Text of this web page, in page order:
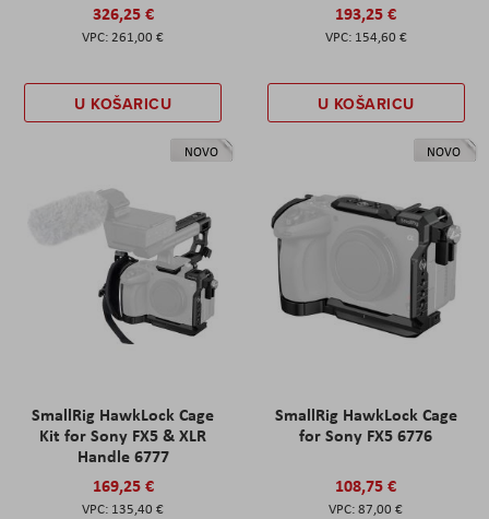
326,25 €
261,00 €
U KOŠARICU
193,25 €
154,60 €
U KOŠARICU
NOVO
SmallRig HawkLock Cage
Kit for Sony FX5 & XLR
Handle 6777
169,25 €
135,40 €
NOVO
SmallRig HawkLock Cage
for Sony FX5 6776
108,75 €
87,00 €